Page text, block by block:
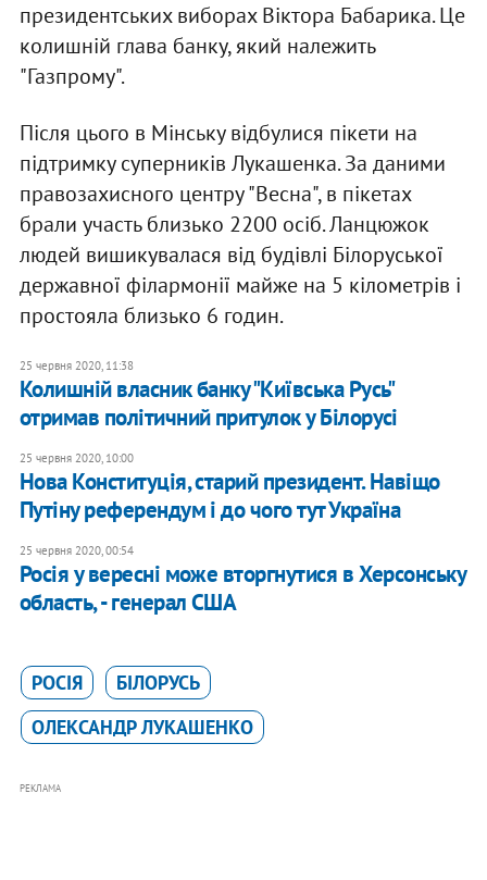
президентських виборах Віктора Бабарика. Це
колишній глава банку, який належить
"Газпрому".
Після цього в Мінську відбулися пікети на
підтримку суперників Лукашенка. За даними
правозахисного центру "Весна", в пікетах
брали участь близько 2200 осіб. Ланцюжок
людей вишикувалася від будівлі Білоруської
державної філармонії майже на 5 кілометрів і
простояла близько 6 годин.
25 червня 2020, 11:38
Колишній власник банку "Київська Русь"
отримав політичний притулок у Білорусі
25 червня 2020, 10:00
Нова Конституція, старий президент. Навіщо
Путіну референдум і до чого тут Україна
25 червня 2020, 00:54
Росія у вересні може вторгнутися в Херсонську
область, - генерал США
РОСІЯ
БІЛОРУСЬ
ОЛЕКСАНДР ЛУКАШЕНКО
РЕКЛАМА